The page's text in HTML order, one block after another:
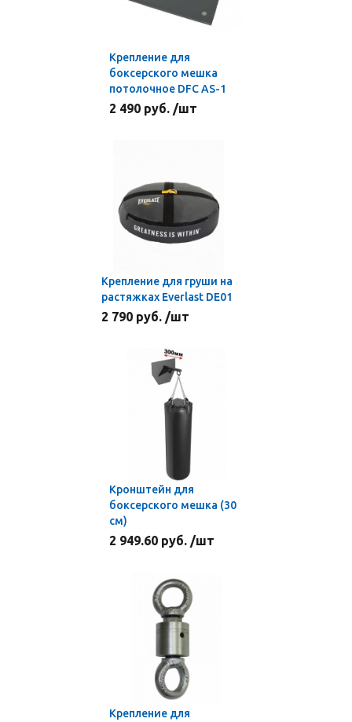
Крепление для
боксерского мешка
потолочное DFC AS-1
2 490 руб. /шт
Крепление для груши на
растяжках Everlast DE01
2 790 руб. /шт
Кронштейн для
боксерского мешка (30
cм)
2 949.60 руб. /шт
Крепление для